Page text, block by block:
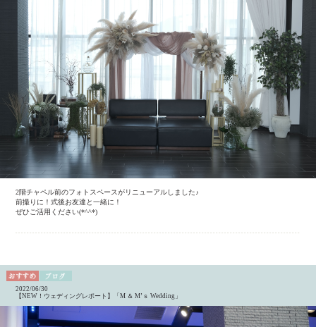
2階チャペル前のフォトスペースがリニューアルしました♪
前撮りに！式後お友達と一緒に！
ぜひご活用ください(*^^*)
2022/06/30
【NEW！ウェディングレポート】「M ＆ M’ｓ Wedding」